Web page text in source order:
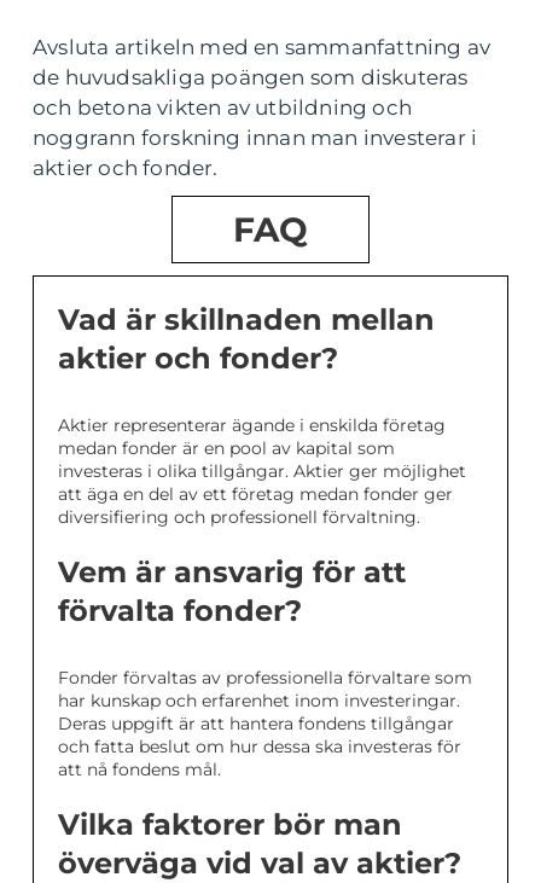
Avsluta artikeln med en sammanfattning av
de huvudsakliga poängen som diskuteras
och betona vikten av utbildning och
noggrann forskning innan man investerar i
aktier och fonder.
FAQ
Vad är skillnaden mellan
aktier och fonder?
Aktier representerar ägande i enskilda företag
medan fonder är en pool av kapital som
investeras i olika tillgångar. Aktier ger möjlighet
att äga en del av ett företag medan fonder ger
diversifiering och professionell förvaltning.
Vem är ansvarig för att
förvalta fonder?
Fonder förvaltas av professionella förvaltare som
har kunskap och erfarenhet inom investeringar.
Deras uppgift är att hantera fondens tillgångar
och fatta beslut om hur dessa ska investeras för
att nå fondens mål.
Vilka faktorer bör man
överväga vid val av aktier?